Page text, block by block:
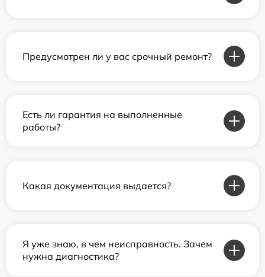
Предусмотрен ли у вас срочный ремонт?
Есть ли гарантия на выполненные
работы?
Какая документация выдается?
Я уже знаю, в чем неисправность. Зачем
нужна диагностика?